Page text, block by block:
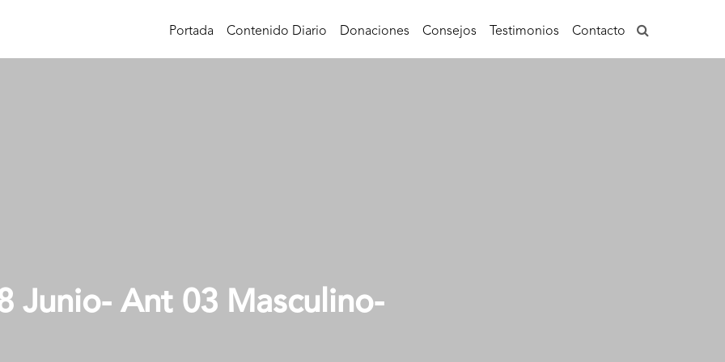
Portada Contenido Diario Donaciones Consejos Testimonios Contacto
Junio- Ant 03 Masculino-